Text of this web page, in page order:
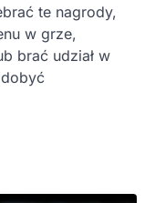
te nagrody,
w grze,
brać udział w